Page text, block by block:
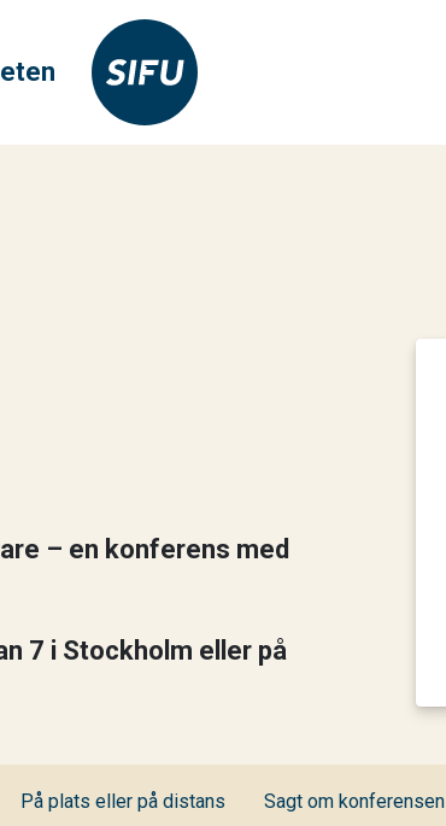
– en konferens med
7 i Stockholm eller på
På plats eller på distans Sagt om konferensen